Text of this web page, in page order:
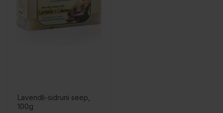
Lavendli-sidruni seep,
100g